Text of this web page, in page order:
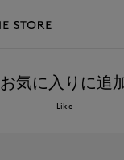
お気に入りに追
Like